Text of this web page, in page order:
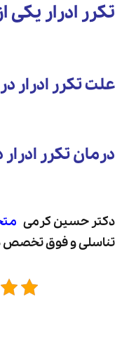
تکرر ادرار یکی
علت تکرر ادرار
درمان تکرر ادرار
دکتر حسین کرمی
تناسلی و فوق تخصص